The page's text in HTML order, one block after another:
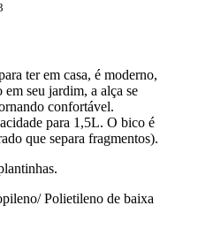
ter em casa, é moderno,
seu jardim, a alça se
confortável.
para 1,5L. O bico é
que separa fragmentos).
Polietileno de baixa